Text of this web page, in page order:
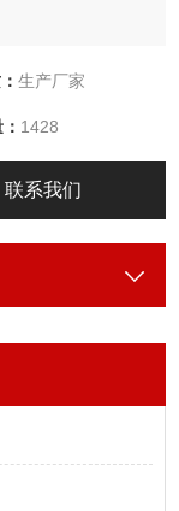
生产厂家
1428
联系我们